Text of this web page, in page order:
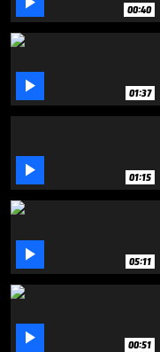
00:40
 01:37
 01:15
 05:11
 00:51